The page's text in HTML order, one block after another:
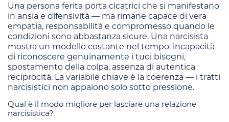
Una persona ferita porta cicatrici che si manifestano
in ansia e difensività — ma rimane capace di vera
empatia, responsabilità e compromesso quando le
condizioni sono abbastanza sicure. Una narcisista
mostra un modello costante nel tempo: incapacità
di riconoscere genuinamente i tuoi bisogni,
spostamento della colpa, assenza di autentica
reciprocità. La variabile chiave è la coerenza — i tratti
narcisistici non appaiono solo sotto pressione.
Qual è il modo migliore per lasciare una relazione
narcisistica?